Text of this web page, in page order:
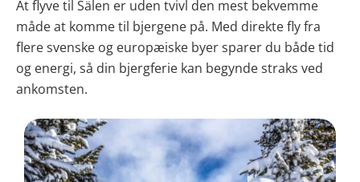
At flyve til Sälen er uden tvivl den mest bekvemme
måde at komme til bjergene på. Med direkte fly fra
flere svenske og europæiske byer sparer du både tid
og energi, så din bjergferie kan begynde straks ved
ankomsten.